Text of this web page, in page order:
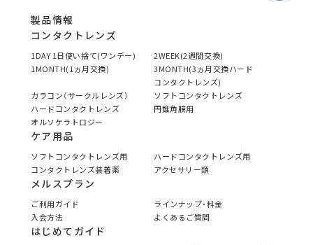
製品情報
コンタクトレンズ
1DAY 1日使い捨て(ワンデー)
2WEEK(2週間交換)
1MONTH(1ヵ月交換)
3MONTH(3ヵ月交換ハード
コンタクトレンズ)
カラコン（サークルレンズ）
ソフトコンタクトレンズ
ハードコンタクトレンズ
円錐角膜用
オルソケラトロジー
ケア用品
ソフトコンタクトレンズ用
ハードコンタクトレンズ用
コンタクトレンズ装着薬
アクセサリー類
メルスプラン
ご利用ガイド
ラインナップ・料金
入会方法
よくあるご質問
はじめてガイド